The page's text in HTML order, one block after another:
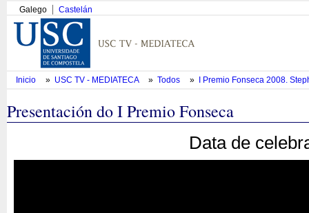
Galego Castelán
Inicio » USC TV - MEDIATECA » Todos » I Premio Fonseca 2008.
Presentación do I Premio Fonseca
Data de